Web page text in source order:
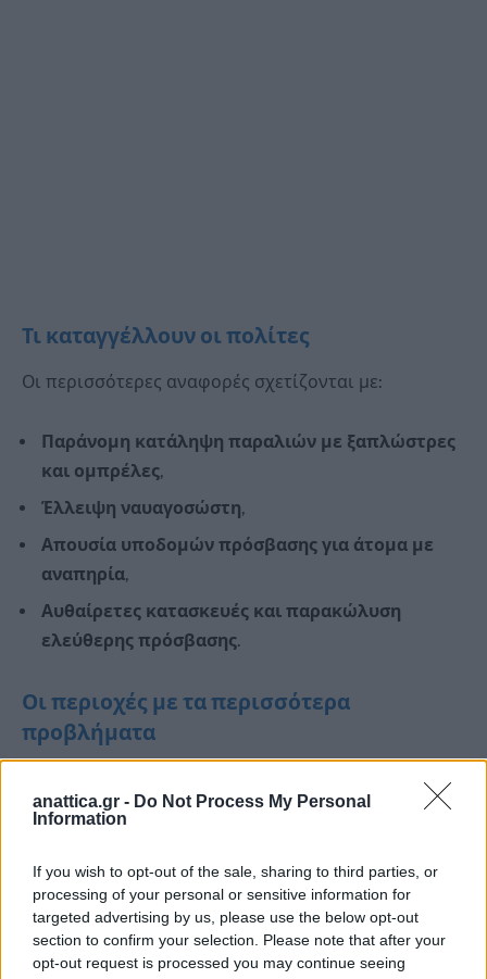
anattica.gr - Do Not Process My Personal
Information
If you wish to opt-out of the sale, sharing to third parties, or
processing of your personal or sensitive information for
targeted advertising by us, please use the below opt-out
section to confirm your selection. Please note that after your
opt-out request is processed you may continue seeing
Τι καταγγέλλουν οι πολίτες
Οι περισσότερες αναφορές σχετίζονται με:
Παράνομη κατάληψη παραλιών με ξαπλώστρες
και ομπρέλες,
Έλλειψη ναυαγοσώστη,
Απουσία υποδομών πρόσβασης για άτομα με
αναπηρία,
Αυθαίρετες κατασκευές και παρακώλυση
ελεύθερης πρόσβασης.
Οι περιοχές με τα περισσότερα
προβλήματα
Χαλκιδική
: 2.443 καταγγελίες
Ανατολική Αττική
Κρήτη (κυρίως Χανιά): 757 καταγγελίες
Ρόδος, Μαγνησία, Πρέβεζα, Μεσσηνία, Κέρκυρα
σημαντικός αριθμός παραβάσεων
Καβάλα, Εύβοια, Θάσος: 3.274 καταγγελίες